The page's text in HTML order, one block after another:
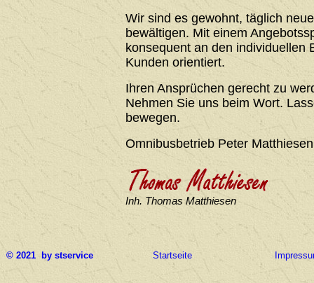
Wir sind es gewohnt, täglich
bewältigen. Mit einem
konsequent an den individuellen
Kunden orientiert.
Ihren Ansprüchen gerecht zu
Nehmen Sie uns beim Wort.
bewegen.
Omnibusbetrieb Peter Matthiesen
Inh. Thomas Matthiesen
© 2021 by stservice Startseite